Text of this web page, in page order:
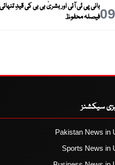
09بانی پی ٹی آئی اور بشریٰ بی بی کی قیدِ
فیصلہ محفوظ
سیکشنز
Pakistan News in
Sports News in